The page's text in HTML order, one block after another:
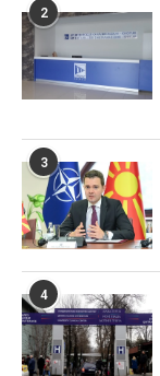
2
3
4